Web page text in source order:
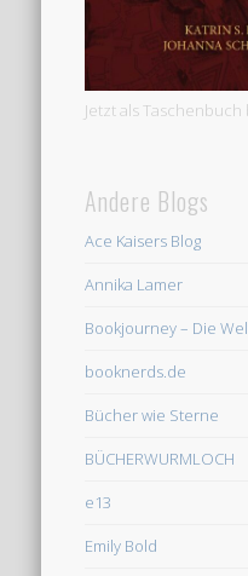
Jetzt als
Andere Blogs
Ace Kaisers Blog
Annika Lamer
Bookjourney – Die
booknerds.de
Bücher wie Sterne
BÜCHERWURMLOCH
e13
Emily Bold